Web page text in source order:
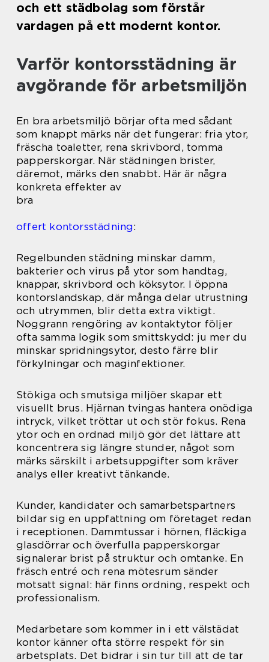
och ett städbolag som förstår
vardagen på ett modernt kontor.
Varför kontorsstädning är
avgörande för arbetsmiljön
En bra arbetsmiljö börjar ofta med sådant
som knappt märks när det fungerar: fria ytor,
fräscha toaletter, rena skrivbord, tomma
papperskorgar. När städningen brister,
däremot, märks den snabbt. Här är några
konkreta effekter av
bra
offert kontorsstädning:
Regelbunden städning minskar damm,
bakterier och virus på ytor som handtag,
knappar, skrivbord och köksytor. I öppna
kontorslandskap, där många delar utrustning
och utrymmen, blir detta extra viktigt.
Noggrann rengöring av kontaktytor följer
ofta samma logik som smittskydd: ju mer du
minskar spridningsytor, desto färre blir
förkylningar och maginfektioner.
Stökiga och smutsiga miljöer skapar ett
visuellt brus. Hjärnan tvingas hantera onödiga
intryck, vilket tröttar ut och stör fokus. Rena
ytor och en ordnad miljö gör det lättare att
koncentrera sig längre stunder, något som
märks särskilt i arbetsuppgifter som kräver
analys eller kreativt tänkande.
Kunder, kandidater och samarbetspartners
bildar sig en uppfattning om företaget redan
i receptionen. Dammtussar i hörnen, fläckiga
glasdörrar och överfulla papperskorgar
signalerar brist på struktur och omtanke. En
fräsch entré och rena mötesrum sänder
motsatt signal: här finns ordning, respekt och
professionalism.
Medarbetare som kommer in i ett välstädat
kontor känner ofta större respekt för sin
arbetsplats. Det bidrar i sin tur till att de tar